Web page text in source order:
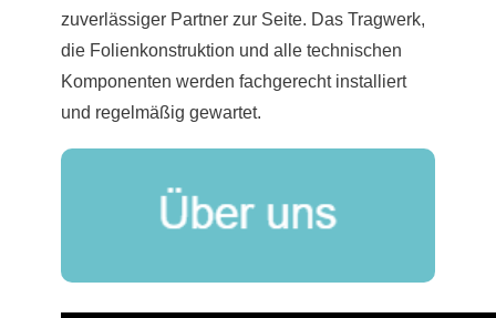
zuverlässiger Partner zur Seite. Das Tragwerk,
die Folienkonstruktion und alle technischen
Komponenten werden fachgerecht installiert
und regelmäßig gewartet.